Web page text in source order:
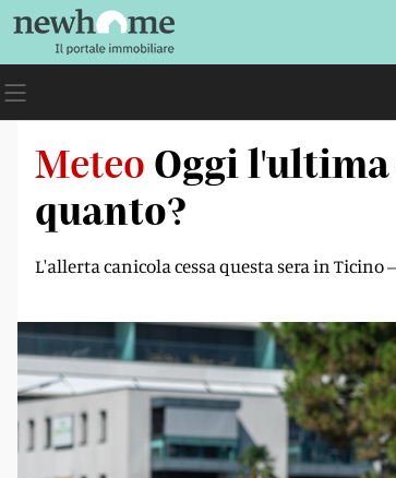
Meteo Oggi
quanto?
L'allerta canicola cessa questa sera in